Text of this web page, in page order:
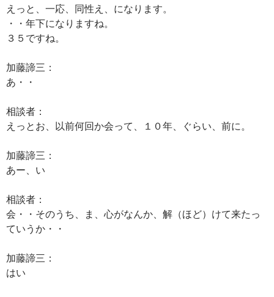
えっと、一応、同性え、になります。
・・年下になりますね。
３５ですね。
加藤諦三：
あ・・
相談者：
えっとお、以前何回か会って、１０年、ぐらい、前に。
加藤諦三：
あー、い
相談者：
会・・そのうち、ま、心がなんか、解（ほど）けて来たっ
ていうか・・
加藤諦三：
はい